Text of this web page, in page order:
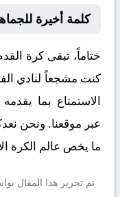
كلمة أخيرة
ختاماً، تبقى كرة
كنت مشجعاً لنادي
الاستمتاع بما
عبر موقعنا. ونحن
ما يخص عالم الكرة
تم تحرير هذا المقال